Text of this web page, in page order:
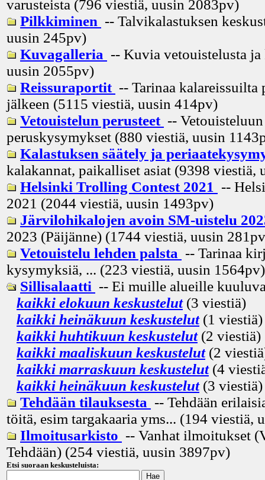
varusteista (796 viestiä, uusin 2083pv)
Pilkkiminen -- Talvikalastuksen
uusin 245pv)
Kuvagalleria -- Kuvia vetouistelusta
uusin 2055pv)
Reissuraportit -- Tarinaa kalareissuilta
jälkeen (5115 viestiä, uusin 414pv)
Vetouistelun perusteet --
peruskysymykset (880 viestiä, uusin
Kalastuksen säätely ja
kalakannat, paikalliset asiat (9398 viestiä,
Helsinki Trolling Contest 2021 --
2021 (2044 viestiä, uusin 1493pv)
Järvilohikalojen avoin SM-uistelu
2023 (Päijänne) (1744 viestiä, uusin 281pv
Vetouistelu lehden palsta -- Tarinaa
kysymyksiä, ... (223 viestiä, uusin 1564pv)
Sillisalaatti -- Ei muille alueille
kaikki elokuun keskustelut(3 viestiä)
kaikki heinäkuun keskustelut(1 viestiä)
kaikki huhtikuun keskustelut(2 viestiä)
kaikki maaliskuun keskustelut(2
kaikki marraskuun keskustelut(4
kaikki heinäkuun keskustelut(3 viestiä)
Tehdään tilauksesta -- Tehdään
töitä, esim targakaaria yms... (194 viestiä,
Ilmoitusarkisto -- Vanhat ilmoitukset
Tehdään) (254 viestiä, uusin 3897pv)
Etsi suoraan keskusteluista: